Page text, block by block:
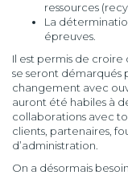
ressources
La
épreuves.
Il est permis de
se seront démarqués
changement avec
auront été habiles à
collaborations avec
clients, partenaires,
d’administration.
On a désormais